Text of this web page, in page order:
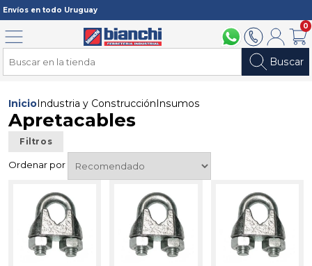
Envíos en todo Uruguay
094 211 1122902 2902Mi cuenta
0
Buscar
Menú
Inicio Industria y Construcción Insumos
Apretacables
Filtros
Ordenar por